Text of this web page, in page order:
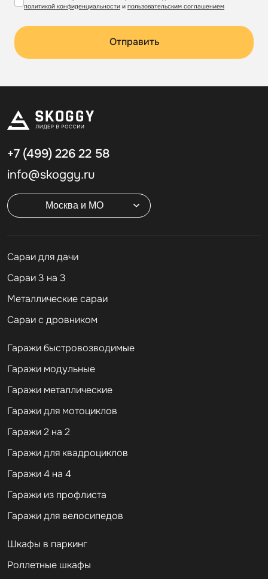
политикой конфиденциальности и пользовательским соглашением
Отправить
+7 (499) 226 22 58
info@skoggy.ru
Москва и МО
Cараи для дачи
Сараи 3 на 3
Металлические сараи
Сараи с дровником
Гаражи быстровозводимые
Гаражи модульные
Гаражи металлические
Гаражи для мотоциклов
Гаражи 2 на 2
Гаражи для квадроциклов
Гаражи 4 на 4
Гаражи из профлиста
Гаражи для велосипедов
Шкафы в паркинг
Роллетные шкафы